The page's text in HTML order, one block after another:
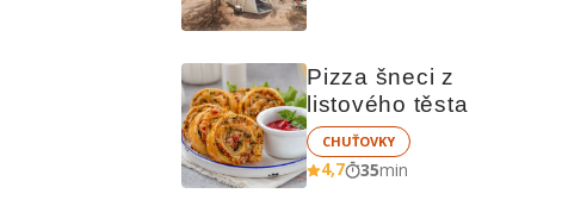
Pizza šneci z
listového těsta
CHUŤOVKY
4,7 35min